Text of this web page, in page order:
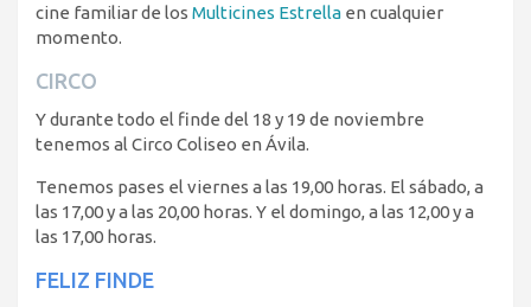
cine familiar de los Multicines Estrella en cualquier
momento.
CIRCO
Y durante todo el finde del 18 y 19 de noviembre
tenemos al Circo Coliseo en Ávila.
Tenemos pases el viernes a las 19,00 horas. El sábado, a
las 17,00 y a las 20,00 horas. Y el domingo, a las 12,00 y a
las 17,00 horas.
FELIZ FINDE